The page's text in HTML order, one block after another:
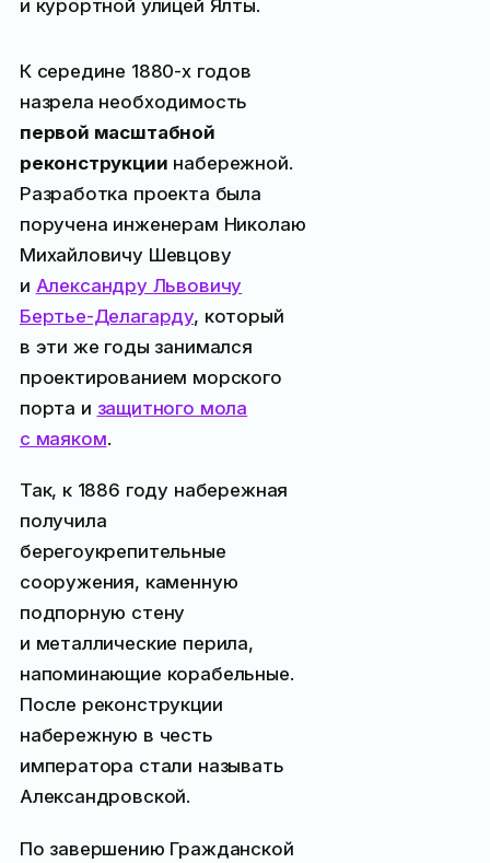
и курортной улицей Ялты.
К середине 1880-х годов
назрела необходимость
первой масштабной
реконструкции набережной.
Разработка проекта была
поручена инженерам Николаю
Михайловичу Шевцову
и Александру Львовичу
Бертье-Делагарду, который
в эти же годы занимался
проектированием морского
порта и защитного мола
с маяком.
Так, к 1886 году набережная
получила
берегоукрепительные
сооружения, каменную
подпорную стену
и металлические перила,
напоминающие корабельные.
После реконструкции
набережную в честь
императора стали называть
Александровской.
По завершению Гражданской